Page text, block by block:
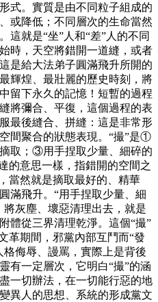
式。實質是由不同粒子組成的
或降低；不同層次的生命當然
這就是“坐”人和“差”人的不同
時，天空將錯開一道縫，或者
是給大法弟子圓滿飛升所開的
輝煌、最壯麗的歷史時刻，將
留下永久的記憶！短暫的過程
將彌合、平復，這個過程的表
最後縫合、拼縫：這是非常形
間聚合的狀態表現。“撮”是①
取；③用手捏取少量、細碎的
的意思一樣，指錯開的空間之
當然就是摘取最好的、精華
滿飛升。“用手捏取少量、細
灰塵、壞惡清理出去，就是
體從三界清理乾淨。這個“撮”
革期間，邪黨內部互鬥而“發
侮辱、謾罵，實際上是背後
有一定層次，它明白“撮”的涵
一切辦法，在一切能行惡的地
異人的思想、系統的形成黨文